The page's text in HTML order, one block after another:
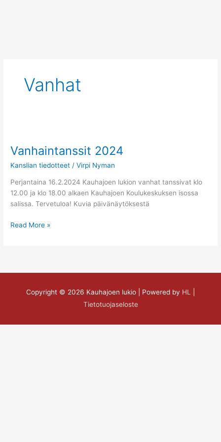
Vanhat
Vanhaintanssit 2024
Kanslian tiedotteet /Virpi Nyman
Perjantaina 16.2.2024 Kauhajoen lukion vanhat tanssivat klo
12.00 ja klo 18.00 alkaen Kauhajoen Koulukeskuksen isossa
salissa. Tervetuloa! Kuvia päivänäytöksestä
Read More »
Copyright © 2026 Kauhajoen lukio | Powered by HL
Tietotuojaseloste